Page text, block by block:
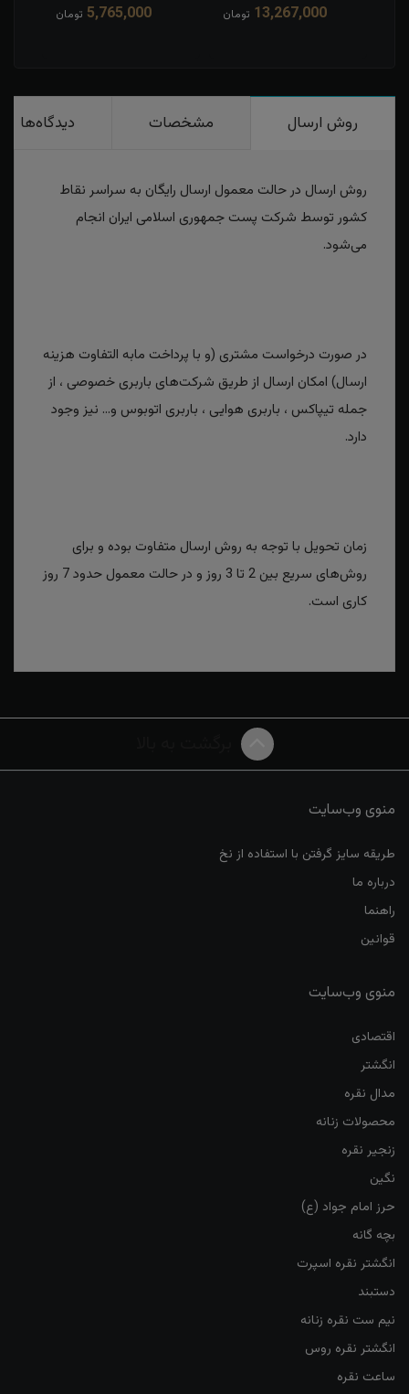
13,267,000 تومان 5,765,000 تومان
روش ارسال مشخصات دیدگاه‌ها
روش ارسال در حالت معمول ارسال رایگان به سراسر نقاط
کشور توسط شرکت پست جمهوری اسلامی ایران انجام
می‌شود.
در صورت درخواست مشتری (و با پرداخت مابه التفاوت هزینه
ارسال) امکان ارسال از طریق شرکت‌های باربری خصوصی ، از
جمله تیپاکس ، باربری هوایی ، باربری اتوبوس و... نیز وجود
دارد.
زمان تحویل با توجه به روش ارسال متفاوت بوده و برای
روش‌های سریع بین 2 تا 3 روز و در حالت معمول حدود 7 روز
کاری است.
منوی وب‌سایت
طریقه سایز گرفتن با استفاده از نخ
درباره ما
راهنما
قوانین
منوی وب‌سایت
اقتصادی
انگشتر
مدال نقره
محصولات زنانه
زنجیر نقره
نگین
حرز امام جواد (ع)
بچه گانه
انگشتر نقره اسپرت
دستبند
نیم ست نقره زنانه
انگشتر نقره روس
ساعت نقره